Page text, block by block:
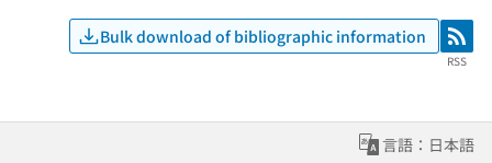
Bulk download of bibliographic information RSS
RSS
言語：日本語